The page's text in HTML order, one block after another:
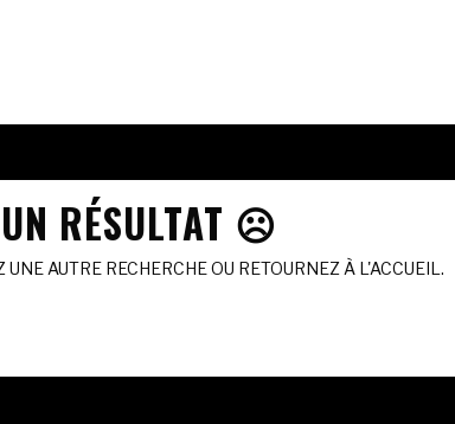
RÉSULTAT ☹️
UNE AUTRE RECHERCHE OU RETOURNEZ À L'ACCUEIL.